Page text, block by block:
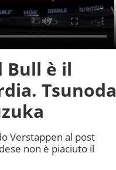
Bull è il
Tsunoda
Verstappen al post
non è piaciuto il